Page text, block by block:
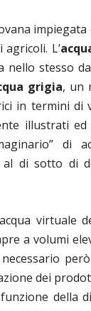
L’
nello stesso
grigia, un
in termini di
illustrati
di
al di sotto di
virtuale
a volumi
dei
della